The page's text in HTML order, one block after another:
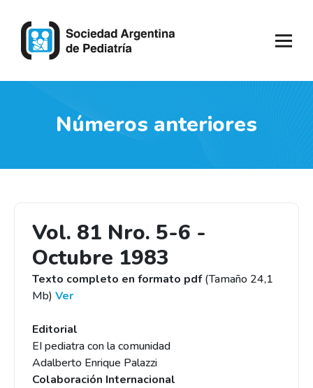
Números anteriores
Vol. 81 Nro. 5-6 -
Octubre 1983
Texto completo en formato pdf(Tamaño 24,1
Mb) Ver
Editorial
EI pediatra con la comunidad
Adalberto Enrique Palazzi
Colaboración Internacional